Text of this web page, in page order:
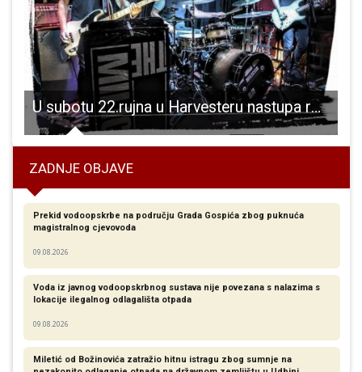
U subotu 22.rujna u Harvesteru nastupa rock sastav “Vis milicija Hr.”
ZADNJE OBJAVE
Prekid vodoopskrbe na području Grada Gospića zbog puknuća
magistralnog cjevovoda
09.08.2026
Voda iz javnog vodoopskrbnog sustava nije povezana s nalazima s
lokacije ilegalnog odlagališta otpada
09.08.2026
Miletić od Božinovića zatražio hitnu istragu zbog sumnje na